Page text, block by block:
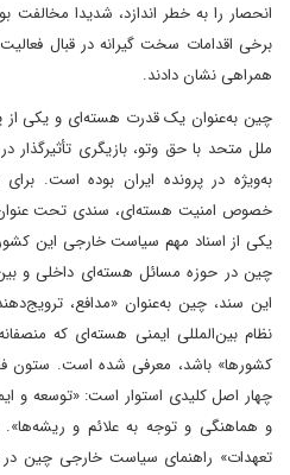
انحصار را به خطر اندازد، شدیدا مخالفت
برخی اقدامات سخت گیرانه در قبال
همراهی نشان دادند.
چین به‌عنوان یک قدرت هسته‌ای و یکی از
ملل متحد با حق وتو، بازیگری
به‌ویژه در پرونده ایران بوده است.
خصوص امنیت هسته‌ای، سندی تحت عنوان
یکی از اسناد مهم سیاست خارجی این
چین در حوزه مسائل هسته‌ای داخلی و
این سند، چین به‌عنوان «مدافع،
نظام بین‌المللی ایمنی هسته‌ای که
کشورها» باشد، معرفی شده است. ستون
چهار اصل کلیدی استوار است: «توسعه و
و هماهنگی و توجه به علائم و
تعهدات» راهنمای سیاست خارجی چین در